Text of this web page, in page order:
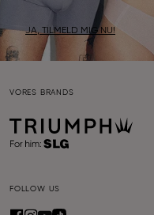
JA, TILMELD MIG NU!
VORES BRANDS
FOLLOW US